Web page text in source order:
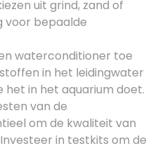
uit grind, zand of
voor bepaalde
waterconditioner toe
in het leidingwater
in het aquarium doet.
van de
om de kwaliteit van
in testkits om de